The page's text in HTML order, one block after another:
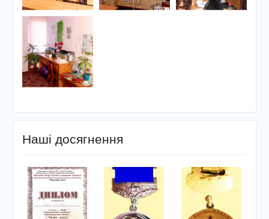
Наші досягнення